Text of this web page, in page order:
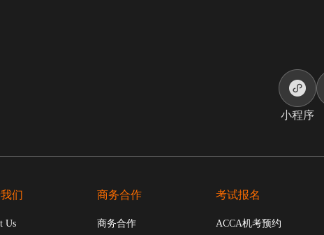
小程序
们
Us
商务合作
商务合作
考试报名
ACCA机考预约